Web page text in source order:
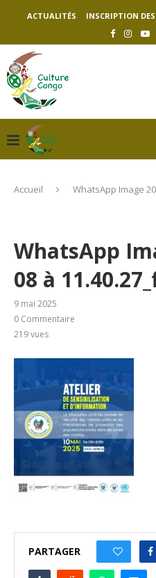
ACTUALITÉS INSCRIPTION
Accueil WhatsApp Image
WhatsApp
08 à
9 mai 2025
0 Commentaire
219vues
PARTAGER